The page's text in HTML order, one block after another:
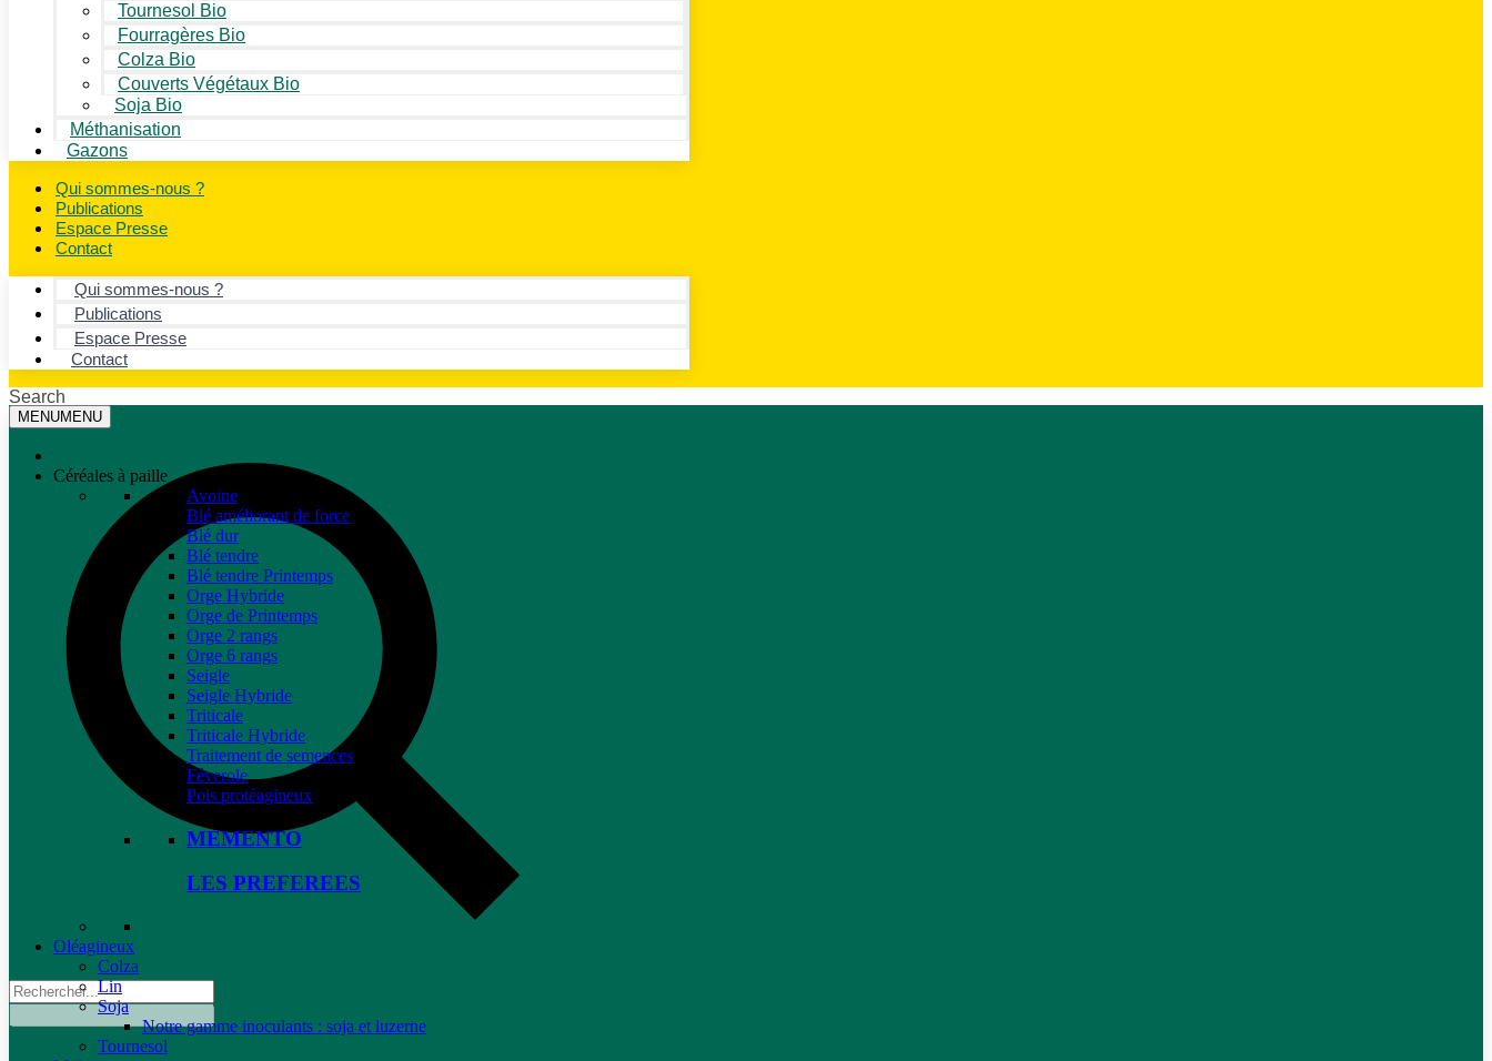
Tournesol Bio
Fourragères Bio
Colza Bio
Couverts Végétaux Bio
Soja Bio
Méthanisation
Gazons
Qui sommes-nous ?
Publications
Espace Presse
Contact
Qui sommes-nous ?
Publications
Espace Presse
Contact
Search
MENUMENU
Céréales à paille
Avoine
Blé améliorant de force
Blé dur
Blé tendre
Blé tendre Printemps
Orge Hybride
Orge de Printemps
Orge 2 rangs
Orge 6 rangs
Seigle
Seigle Hybride
Triticale
Triticale Hybride
Traitement de semences
Féverole
Pois protéagineux
MEMENTO
LES PREFEREES
Oléagineux
Colza
Lin
Soja
Notre gamme inoculants : soja et luzerne
Tournesol